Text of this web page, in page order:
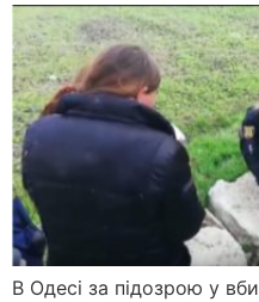
В Одесі за підозрою у